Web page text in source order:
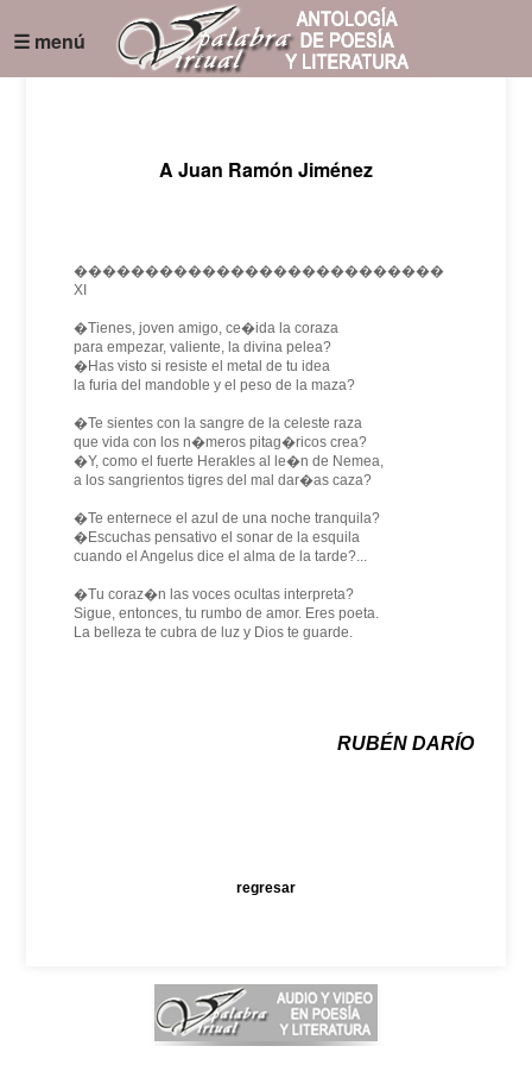
☰ menú
A Juan Ramón Jiménez
��������������������������
XI
�Tienes, joven amigo, ce�ida la coraza
para empezar, valiente, la divina pelea?
�Has visto si resiste el metal de tu idea
la furia del mandoble y el peso de la maza?
�Te sientes con la sangre de la celeste raza
que vida con los n�meros pitag�ricos crea?
�Y, como el fuerte Herakles al le�n de Nemea,
a los sangrientos tigres del mal dar�as caza?
�Te enternece el azul de una noche tranquila?
�Escuchas pensativo el sonar de la esquila
cuando el Angelus dice el alma de la tarde?...
�Tu coraz�n las voces ocultas interpreta?
Sigue, entonces, tu rumbo de amor. Eres poeta.
La belleza te cubra de luz y Dios te guarde.
RUBÉN DARÍO
regresar